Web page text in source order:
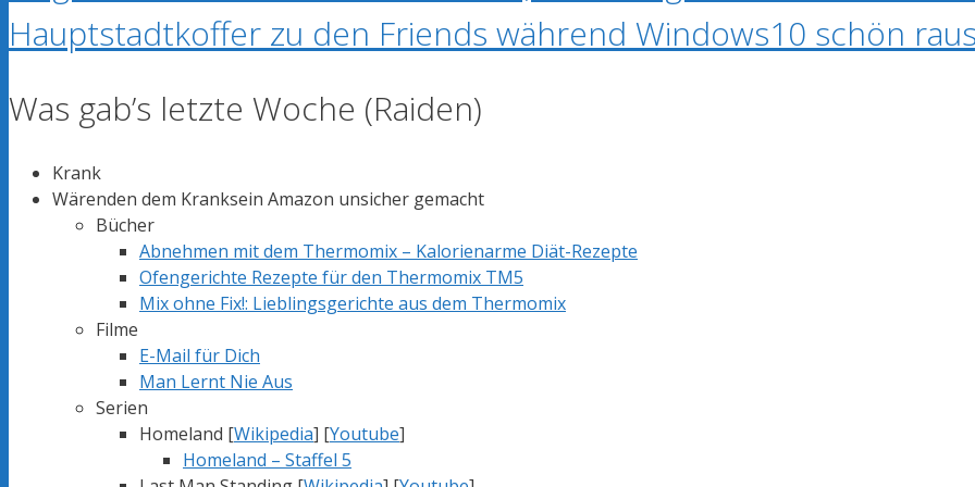
Hauptstadtkoffer zu den Friends während Windows10 schön
Was gab’s letzte Woche (Raiden)
Krank
Wärenden dem Kranksein Amazon unsicher gemacht
Bücher
Abnehmen mit dem Thermomix – Kalorienarme Diät-Rezepte
Ofengerichte Rezepte für den Thermomix TM5
Mix ohne Fix!: Lieblingsgerichte aus dem Thermomix
Filme
E-Mail für Dich
Man Lernt Nie Aus
Serien
Homeland [Wikipedia] [Youtube]
Homeland – Staffel 5